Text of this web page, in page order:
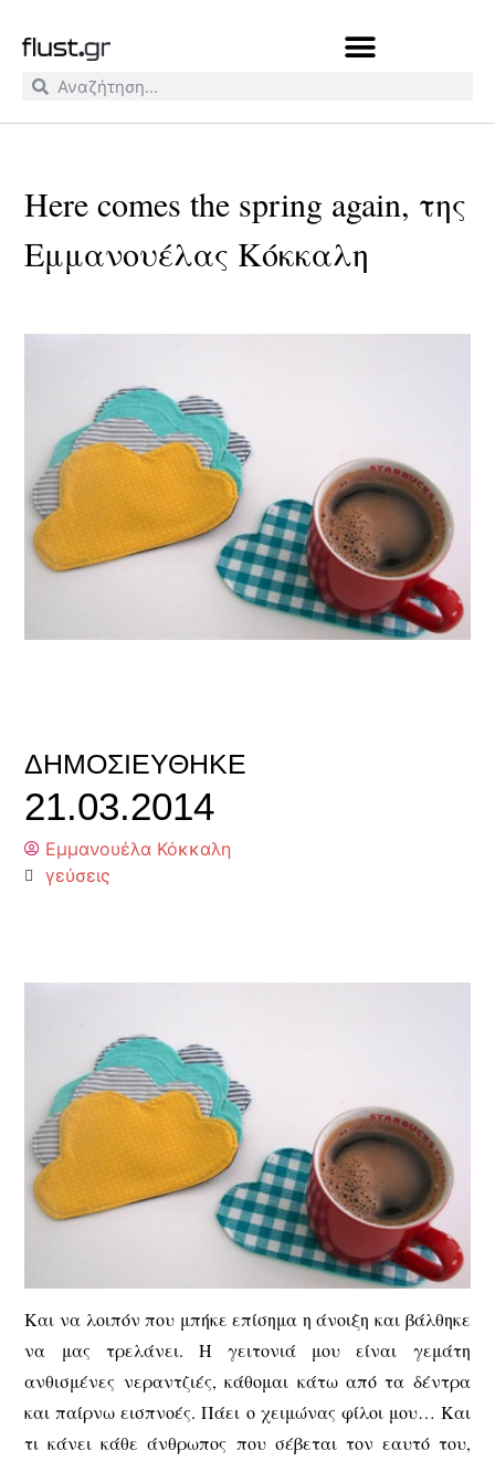
Here comes the spring again, της
Εμμανουέλας Κόκκαλη
ΔΗΜΟΣΙΕΎΘΗΚΕ
21.03.2014
Εμμανουέλα Κόκκαλη
γεύσεις
Και να λοιπόν που μπήκε επίσημα η άνοιξη και βάλθηκε
να μας τρελάνει. Η γειτονιά μου είναι γεμάτη
ανθισμένες νεραντζιές, κάθομαι κάτω από τα δέντρα
και παίρνω εισπνοές. Πάει ο χειμώνας φίλοι μου… Και
τι κάνει κάθε άνθρωπος που σέβεται τον εαυτό του,